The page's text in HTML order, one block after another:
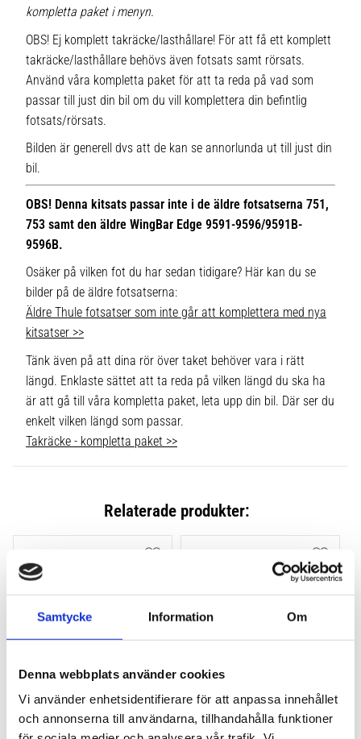
Samtycke Information Om
Denna webbplats använder cookies
Vi använder enhetsidentifierare för att anpassa innehållet
och annonserna till användarna, tillhandahålla funktioner
kompletta paket i menyn.
OBS! Ej komplett takräcke/lasthållare! För att få ett komplett
takräcke/lasthållare behövs även fotsats samt rörsats.
Använd våra kompletta paket för att ta reda på vad som
passar till just din bil om du vill komplettera din befintlig
fotsats/rörsats.
Bilden är generell dvs att de kan se annorlunda ut till just din
bil.
OBS! Denna kitsats passar inte i de äldre fotsatserna 751,
753 samt den äldre WingBar Edge 9591-9596/9591B-
9596B.
Osäker på vilken fot du har sedan tidigare? Här kan du se
bilder på de äldre fotsatserna:
Äldre Thule fotsatser som inte går att komplettera med nya
kitsatser >>
Tänk även på att dina rör över taket behöver vara i rätt
längd. Enklaste sättet att ta reda på vilken längd du ska ha
är att gå till våra kompletta paket, leta upp din bil. Där ser du
enkelt vilken längd som passar.
Takräcke - kompletta paket >>
Relaterade produkter:
THULE FLUSH RAIL EVO
4-PACK 710600
THULE FLUSH RAIL
EDGE FOTSATS 4-PACK
Lägg